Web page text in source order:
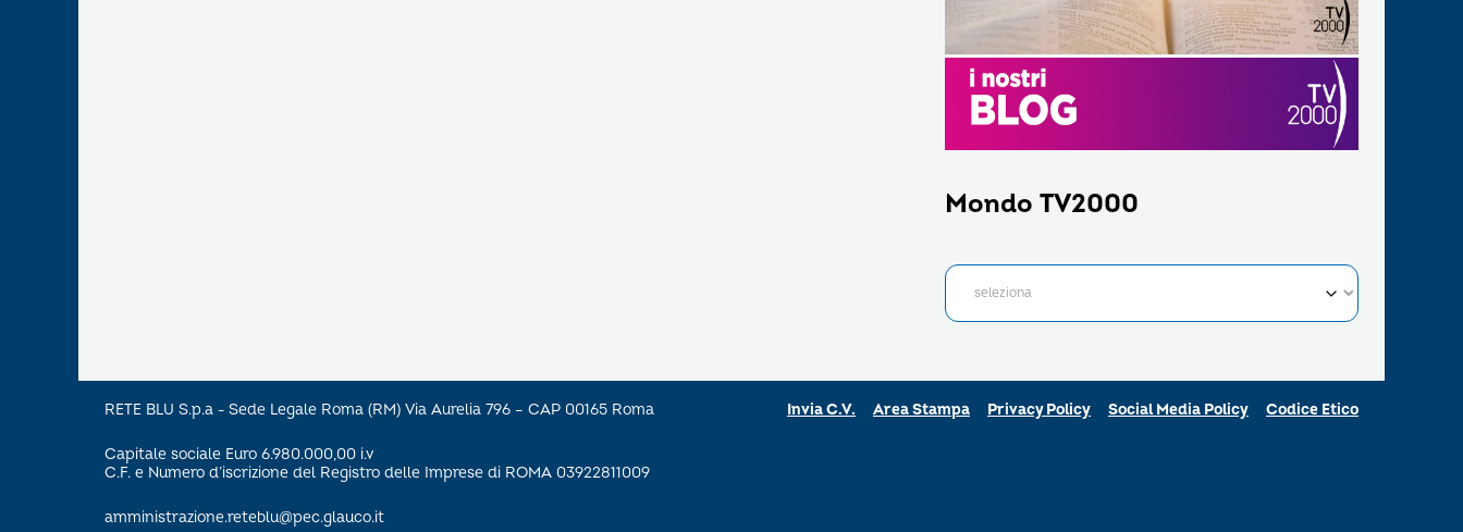
Mondo TV2000
RETE BLU S.p.a - Sede Legale Roma (RM) Via Aurelia 796 – CAP 00165 Roma
Capitale sociale Euro 6.980.000,00 i.v
C.F. e Numero d’iscrizione del Registro delle Imprese di ROMA 03922811009
amministrazione.reteblu@pec.glauco.it
Invia C.V. Area Stampa Privacy Policy Social Media Policy Codice Etico